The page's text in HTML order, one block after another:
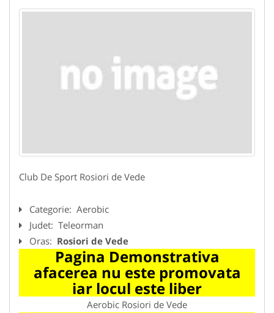
Club De Sport Rosiori de Vede
Categorie: Aerobic
Judet: Teleorman
Oras: Rosiori de Vede
Pagina Demonstrativa
afacerea nu este promovata
iar locul este liber
Aerobic Rosiori de Vede